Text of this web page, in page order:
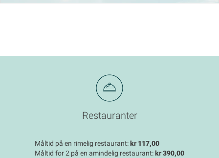
Restauranter
Måltid på en rimelig restaurant:kr 117,00
Måltid for 2 på en amindelig restaurant:kr 390,00